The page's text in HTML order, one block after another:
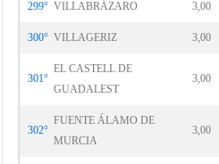
299° VILLABRÁZARO 3,00
300° VILLAGERIZ 3,00
301°
EL CASTELL DE
GUADALEST
3,00
302°
FUENTE ÁLAMO DE
MURCIA
3,00